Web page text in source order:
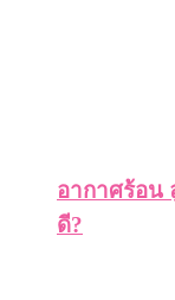
อากาศร้อน
ดี?